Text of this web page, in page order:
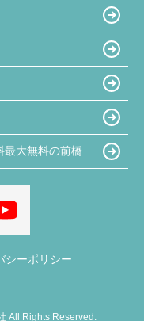
最大無料の前橋
シーポリシー
All Rights Reserved.